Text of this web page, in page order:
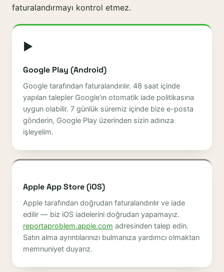
faturalandırmayı kontrol etmez.
▶
Google Play (Android)
Google tarafından faturalandırılır. 48 saat içinde
yapılan talepler Google'ın otomatik iade politikasına
uygun olabilir. 7 günlük süremiz içinde bize e-posta
gönderin, Google Play üzerinden sizin adınıza
işleyelim.
Apple App Store (iOS)
Apple tarafından doğrudan faturalandırılır ve iade
edilir — biz iOS iadelerini doğrudan yapamayız.
reportaproblem.apple.com adresinden talep edin.
Satın alma ayrıntılarınızı bulmanıza yardımcı olmaktan
memnuniyet duyarız.